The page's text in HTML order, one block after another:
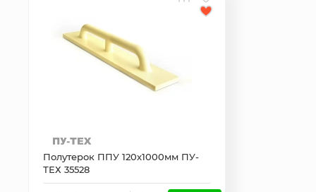
Полутерок ППУ 120х1000мм ПУ-
ТЕХ 35528